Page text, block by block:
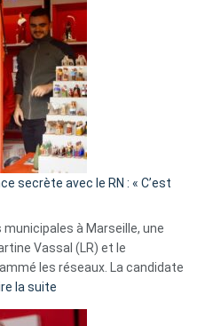
Algérie
secrète avec le RN : « C’est
à Marseille, une
Vassal (LR) et le
les réseaux. La candidate
la suite